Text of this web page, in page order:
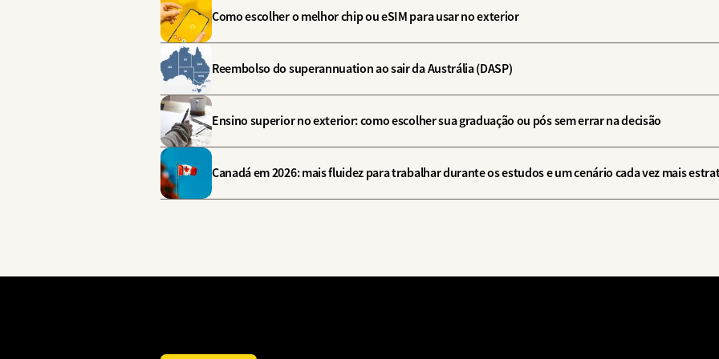
Como escolher o melhor chip ou eSIM para usar no exterior
Reembolso do superannuation ao sair da Austrália (DASP)
Ensino superior no exterior: como escolher sua graduação ou pós sem errar na decisão
Canadá em 2026: mais fluidez para trabalhar durante os estudos e um cenário cada vez mais